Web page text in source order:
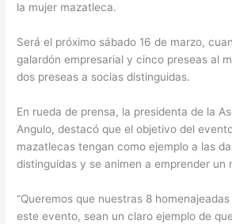
la mujer mazatleca.
Será el próximo sábado 16 de marzo,
galardón empresarial y cinco preseas al
dos preseas a socias distinguidas.
En rueda de prensa, la presidenta de la
Angulo, destacó que el objetivo del
mazatlecas tengan como ejemplo a las
distinguidas y se animen a emprender un
“Queremos que nuestras 8
este evento, sean un claro ejemplo de